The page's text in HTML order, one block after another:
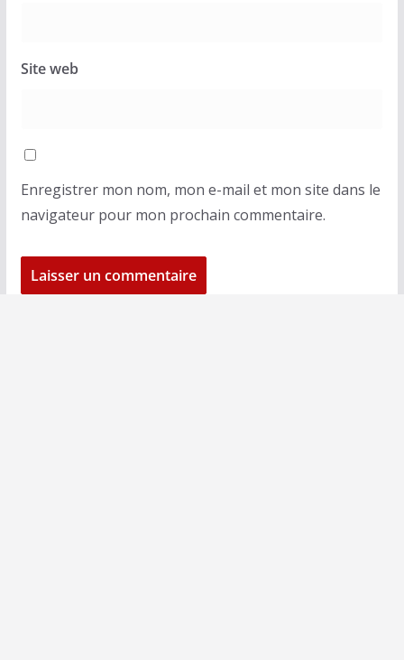
Site web
Enregistrer mon nom, mon e-mail et mon site dans le
navigateur pour mon prochain commentaire.